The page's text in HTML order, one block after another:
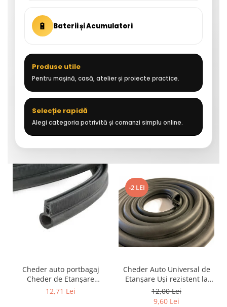
🔋 Baterii și Acumulatori
Produse utile
Pentru mașină, casă, atelier și proiecte practice.
Selecție rapidă
Alegi categoria potrivită și comanzi simplu online.
Cheder auto portbagaj
Cheder de Etanșare
Profesional din Cauciuc -
12,71 Lei
-2 LEI
Cheder Auto Universal de
Etanșare Uși rezistent la
intemperii, raze UV,
îmbătrânire și temperaturi
12,00 Lei
9,60 Lei